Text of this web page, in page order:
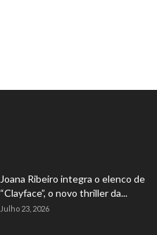
Joana Ribeiro integra o elenco de
“Clayface”, o novo thriller da...
Julho 23, 2026